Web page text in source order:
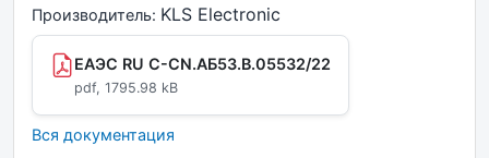
Производитель: KLS Electronic
ЕАЭС RU C-CN.АБ53.В.05532/22
pdf, 1795.98 kB
Вся документация